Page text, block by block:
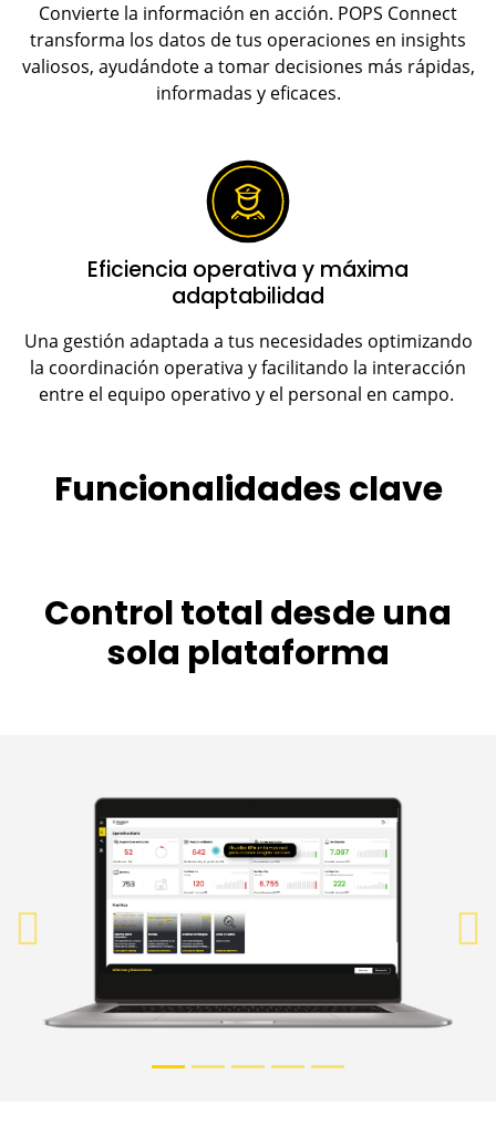
Convierte la información en acción. POPS Connect
transforma los datos de tus operaciones en insights
valiosos, ayudándote a tomar decisiones más rápidas,
informadas y eficaces.
Eficiencia operativa y máxima
adaptabilidad
Una gestión adaptada a tus necesidades optimizando
la coordinación operativa y facilitando la interacción
entre el equipo operativo y el personal en campo.
Funcionalidades clave
Control total desde una
sola plataforma
Previous